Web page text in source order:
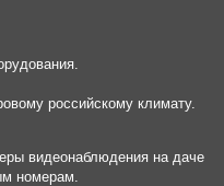
российскому климату.
видеонаблюдения на даче
номерам.